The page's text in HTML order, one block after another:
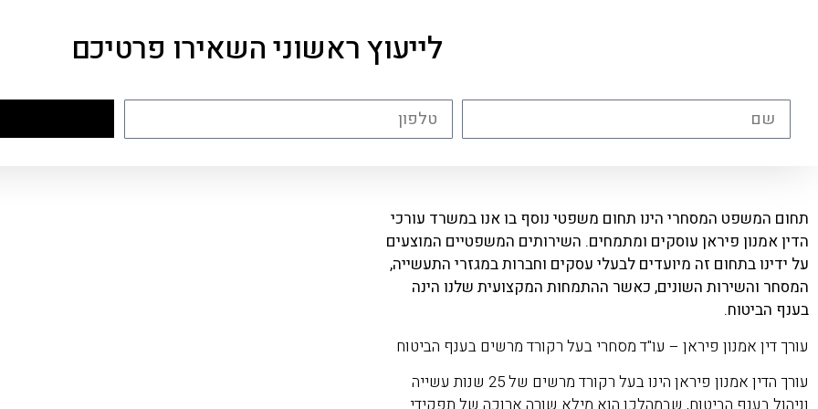
לייעוץ ראשוני השאירו פרטיכם
תחום המשפט המסחרי הינו תחום משפטי נוסף בו אנו במשרד עורכי
הדין אמנון פיראן עוסקים ומתמחים. השירותים המשפטיים המוצעים
על ידינו בתחום זה מיועדים לבעלי עסקים וחברות במגזרי התעשייה,
המסחר והשירות השונים, כאשר ההתמחות המקצועית שלנו הינה
בענף הביטוח.
עורך דין אמנון פיראן – עו"ד מסחרי בעל רקורד מרשים בענף הביטוח
עורך הדין אמנון פיראן הינו בעל רקורד מרשים של 25 שנות עשייה